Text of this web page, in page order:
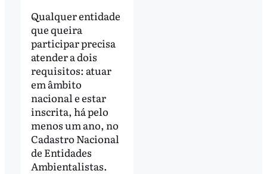
Qualquer entidade
que queira
participar precisa
atender a dois
requisitos: atuar
em âmbito
nacional e estar
inscrita, há pelo
menos um ano, no
Cadastro Nacional
de Entidades
Ambientalistas.